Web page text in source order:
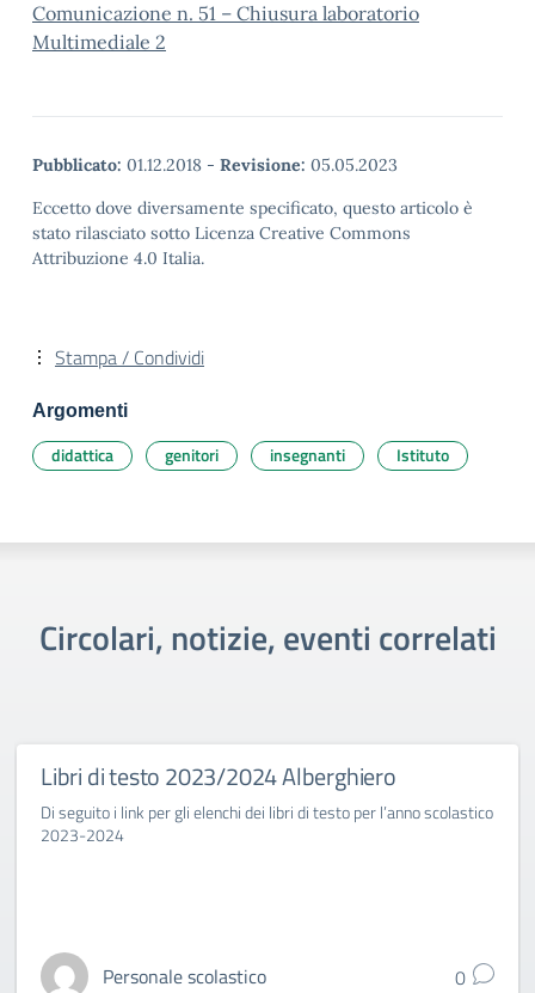
Comunicazione n. 51 – Chiusura laboratorio
Multimediale 2
Pubblicato: 01.12.2018 - Revisione: 05.05.2023
Eccetto dove diversamente specificato, questo articolo è
stato rilasciato sotto Licenza Creative Commons
Attribuzione 4.0 Italia.
Stampa / Condividi
Argomenti
didattica genitori insegnanti Istituto
Circolari, notizie, eventi correlati
Libri di testo 2023/2024 Alberghiero
Di seguito i link per gli elenchi dei libri di testo per l’anno scolastico
2023-2024
Personale scolastico 0